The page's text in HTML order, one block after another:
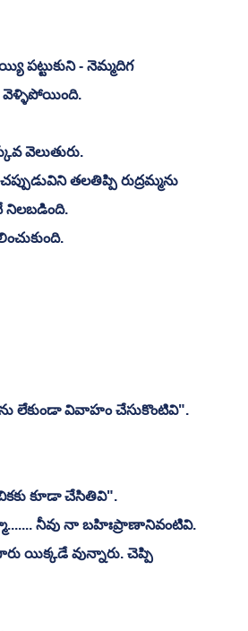
పట్టుకుని - నెమ్మదిగ
వెళ్ళిపోయింది.
వెలుతురు.
తలతిప్పి రుద్రమ్మను
నిలబడింది.
లేకుండా వివాహం చేసుకొంటివి".
కూడా చేసితివి".
నీవు నా బహిఃప్రాణానివంటివి.
యిక్కడే వున్నారు. చెప్పి